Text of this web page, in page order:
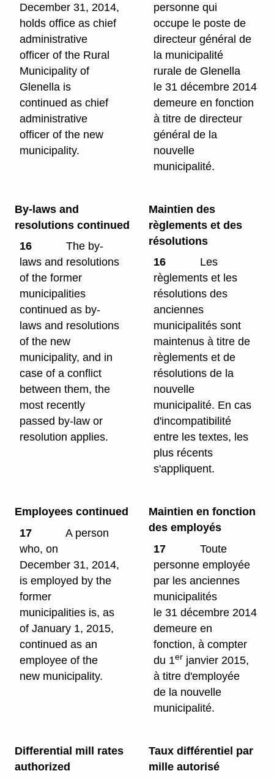
December 31, 2014,
holds office as chief
administrative
officer of the Rural
Municipality of
Glenella is
continued as chief
administrative
officer of the new
municipality.
personne qui
occupe le poste de
directeur général de
la municipalité
rurale de Glenella
le 31 décembre 2014
demeure en fonction
à titre de directeur
général de la
nouvelle
municipalité.
By-laws and
resolutions continued
16
The by-
laws and resolutions
of the former
municipalities
continued as by-
laws and resolutions
of the new
municipality, and in
case of a conflict
between them, the
most recently
passed by-law or
resolution applies.
Maintien des
règlements et des
résolutions
16
Les
règlements et les
résolutions des
anciennes
municipalités sont
maintenus à titre de
règlements et de
résolutions de la
nouvelle
municipalité. En cas
d'incompatibilité
entre les textes, les
plus récents
s'appliquent.
Employees continued
17
A person
who, on
December 31, 2014,
is employed by the
former
municipalities is, as
of January 1, 2015,
continued as an
employee of the
new municipality.
Maintien en fonction
des employés
17
Toute
personne employée
par les anciennes
municipalités
le 31 décembre 2014
demeure en
fonction, à compter
du 1er janvier 2015,
à titre d'employée
de la nouvelle
municipalité.
Differential mill rates
authorized
Taux différentiel par
mille autorisé